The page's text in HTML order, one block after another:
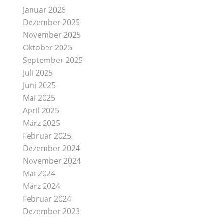
Januar 2026
Dezember 2025
November 2025
Oktober 2025
September 2025
Juli 2025
Juni 2025
Mai 2025
April 2025
März 2025
Februar 2025
Dezember 2024
November 2024
Mai 2024
März 2024
Februar 2024
Dezember 2023